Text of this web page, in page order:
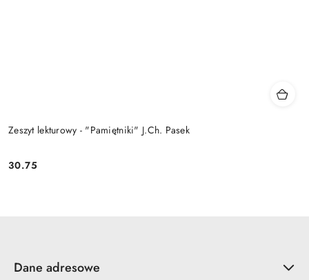
Zeszyt lekturowy - "Pamiętniki" J.Ch. Pasek
Cena:
30.75
Dane adresowe